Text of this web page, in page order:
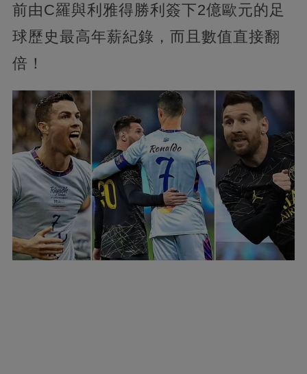
前由C羅與利雅得勝利簽下2億歐元的足
球歷史最高年薪紀錄，而且數值直接翻
倍！